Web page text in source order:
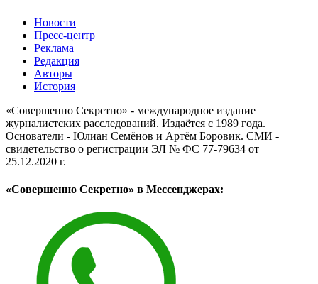
Новости
Пресс-центр
Реклама
Редакция
Авторы
История
«Совершенно Секретно» - международное издание
журналистских расследований. Издаётся с 1989 года.
Основатели - Юлиан Семёнов и Артём Боровик. CМИ -
свидетельство о регистрации ЭЛ № ФС 77-79634 от
25.12.2020 г.
«Совершенно Секретно» в Мессенджерах: